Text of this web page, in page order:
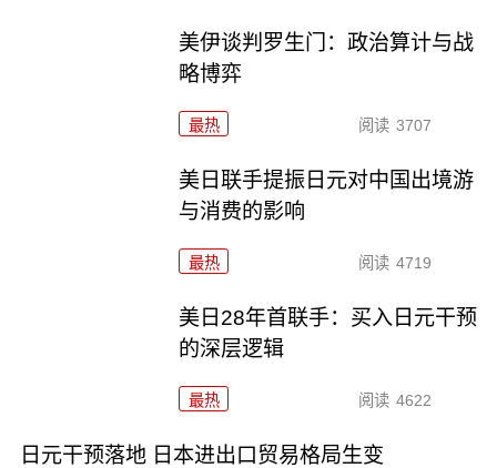
美伊谈判罗生门：政治算计与战
略博弈
最热 阅读 3707
美日联手提振日元对中国出境游
与消费的影响
最热 阅读 4719
美日28年首联手：买入日元干预
的深层逻辑
最热 阅读 4622
日元干预落地 日本进出口贸易格局生变